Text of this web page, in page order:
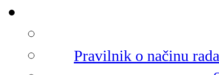
Pravilnik o načinu